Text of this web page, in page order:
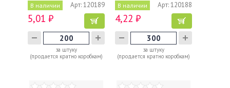
В наличии Арт: 120189
5,01 ₽
за штуку
(продается кратно коробкам)
В наличии Арт: 120188
4,22 ₽
за штуку
(продается кратно коробкам)